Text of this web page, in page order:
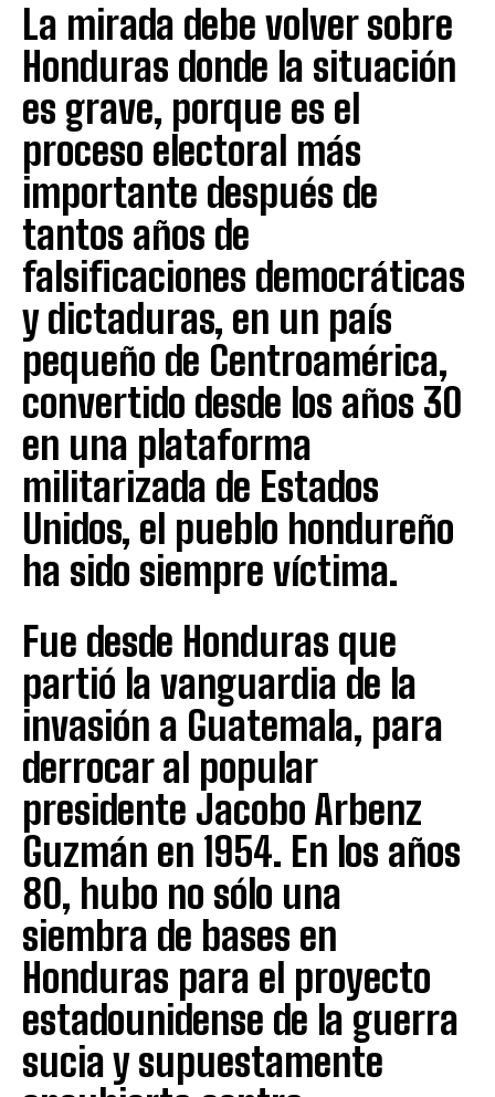
La mirada debe volver sobre
Honduras donde la situación
es grave, porque es el
proceso electoral más
importante después de
tantos años de
falsificaciones democráticas
y dictaduras, en un país
pequeño de Centroamérica,
convertido desde los años 30
en una plataforma
militarizada de Estados
Unidos, el pueblo hondureño
ha sido siempre víctima.
Fue desde Honduras que
partió la vanguardia de la
invasión a Guatemala, para
derrocar al popular
presidente Jacobo Arbenz
Guzmán en 1954. En los años
80, hubo no sólo una
siembra de bases en
Honduras para el proyecto
estadounidense de la guerra
sucia y supuestamente